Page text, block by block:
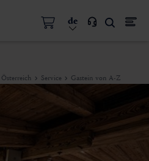
de
Service Gastein von A-Z